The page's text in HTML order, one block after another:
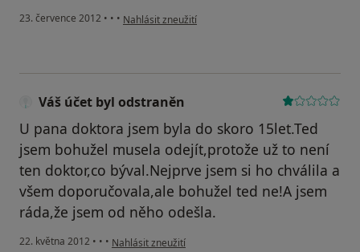
23. července 2012 • • • podle názoru uživatele Váš účet byl odstraněn
Nahlásit zneužití
Váš účet byl odstraněn
U pana doktora jsem byla do skoro 15let.Ted
jsem bohužel musela odejít,protože už to není
ten doktor,co býval.Nejprve jsem si ho chválila a
všem doporučovala,ale bohužel ted ne!A jsem
ráda,že jsem od něho odešla.
22. května 2012 • • • podle názoru uživatele Váš účet byl odstraněn
Nahlásit zneužití